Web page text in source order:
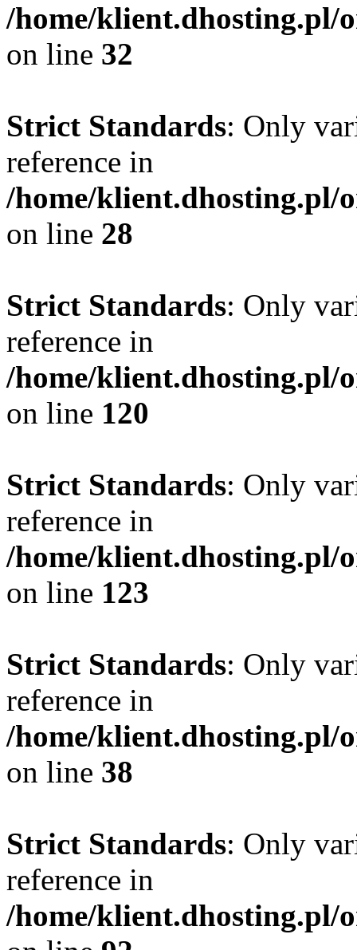
/home/klient.dhosting.pl/
on line 32
Strict Standards: Only
reference in
/home/klient.dhosting.pl/
on line 28
Strict Standards: Only
reference in
/home/klient.dhosting.pl/
on line 120
Strict Standards: Only
reference in
/home/klient.dhosting.pl/
on line 123
Strict Standards: Only
reference in
/home/klient.dhosting.pl/
on line 38
Strict Standards: Only
reference in
/home/klient.dhosting.pl/